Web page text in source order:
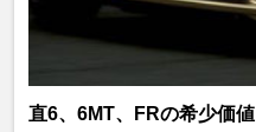
直6、6MT、FRの希少価値